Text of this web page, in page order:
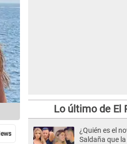
Lo último de El
¿Quién es el
Saldaña que